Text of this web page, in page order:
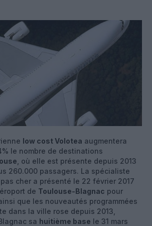
low cost Volotea augmentera
le nombre de destinations
, où elle est présente depuis 2013
260.000 passagers. La spécialiste
cher a présenté le 22 février 2017
de Toulouse-Blagnac pour
que les nouveautés programmées
dans la ville rose depuis 2013,
sa huitième base le 31 mars